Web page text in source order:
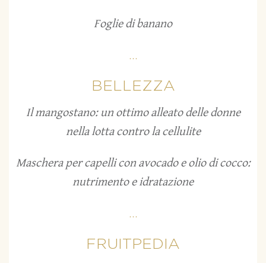
Foglie di banano
...
BELLEZZA
Il mangostano: un ottimo alleato delle donne
nella lotta contro la cellulite
Maschera per capelli con avocado e olio di cocco:
nutrimento e idratazione
...
FRUITPEDIA